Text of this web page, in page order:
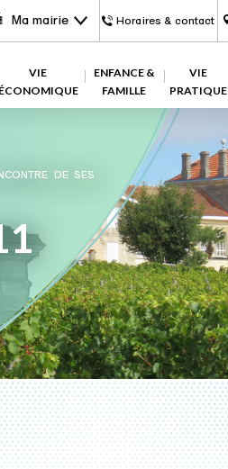
Ma mairie Horaires & contact
VIE
ÉCONOMIQUE
ENFANCE &
FAMILLE
VIE
PRATIQUE
DE SES